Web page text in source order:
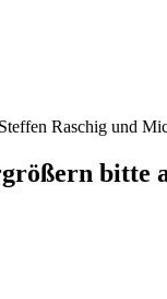
Raschig und
bitte